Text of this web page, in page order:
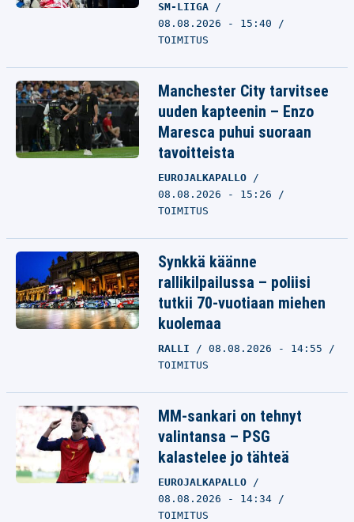
SM-LIIGA
08.08.2026 - 15:40
TOIMITUS
Manchester City tarvitsee
uuden kapteenin – Enzo
Maresca puhui suoraan
tavoitteista
EUROJALKAPALLO
08.08.2026 - 15:26
TOIMITUS
Synkkä käänne
rallikilpailussa – poliisi
tutkii 70-vuotiaan miehen
kuolemaa
RALLI
08.08.2026 - 14:55
TOIMITUS
MM-sankari on tehnyt
valintansa – PSG
kalastelee jo tähteä
EUROJALKAPALLO
08.08.2026 - 14:34
TOIMITUS